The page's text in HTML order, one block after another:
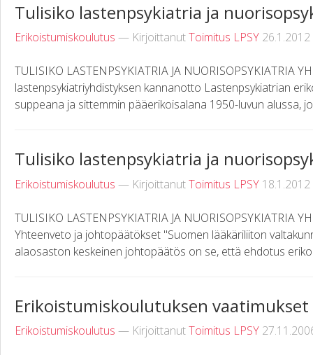
Tulisiko lastenpsykiatria ja
Erikoistumiskoulutus — KirjoittanutToimitus LPSY 26.1.2012
TULISIKO LASTENPSYKIATRIA JA NUORISOPSYKIATRIA
lastenpsykiatriyhdistyksen kannanotto Lastenpsykiatrian
suppeana ja sittemmin pääerikoisalana 1950-luvun alussa,
Tulisiko lastenpsykiatria ja
Erikoistumiskoulutus — KirjoittanutToimitus LPSY 18.1.2012
TULISIKO LASTENPSYKIATRIA JA NUORISOPSYKIATRIA
Yhteenveto ja johtopäätökset "Suomen lääkäriliiton
alaosaston keskeinen johtopäätös on se, että ehdotus
Erikoistumiskoulutuksen vaatimukset
Erikoistumiskoulutus — KirjoittanutToimitus LPSY